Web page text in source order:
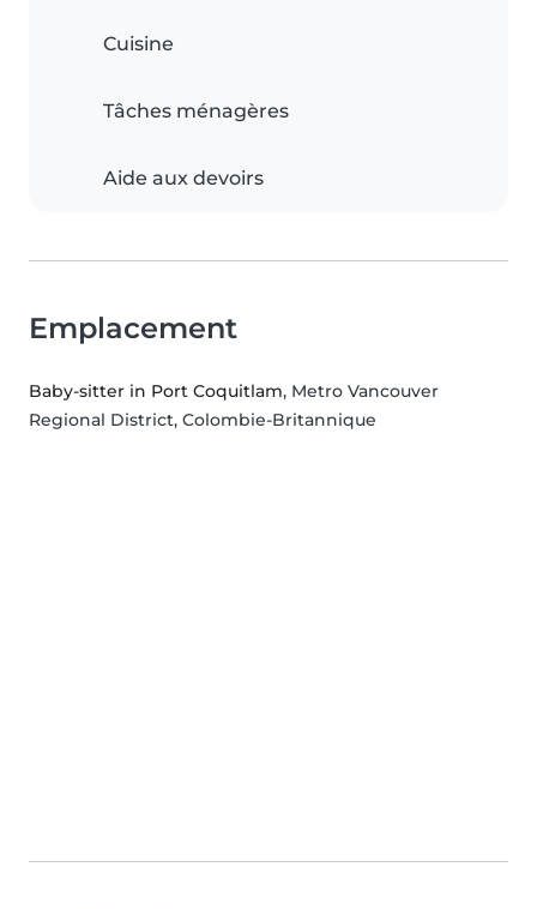
Cuisine
Tâches ménagères
Aide aux devoirs
Emplacement
Baby-sitter in Port Coquitlam, Metro Vancouver
Regional District, Colombie-Britannique